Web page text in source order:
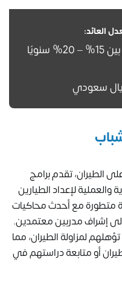
العائد:
سنويًا
الطيران، تقدم برامج
لإعداد الطيارين
متطورة مع أحدث محاكيات
إلى إشراف مدربين معتمدين.
لمزاولة الطيران، مما
أو متابعة دراستهم في